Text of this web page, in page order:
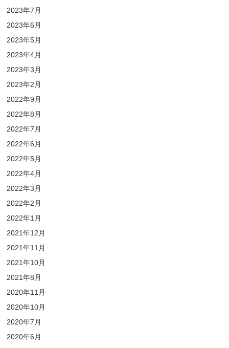
2023年7月
2023年6月
2023年5月
2023年4月
2023年3月
2023年2月
2022年9月
2022年8月
2022年7月
2022年6月
2022年5月
2022年4月
2022年3月
2022年2月
2022年1月
2021年12月
2021年11月
2021年10月
2021年8月
2020年11月
2020年10月
2020年7月
2020年6月